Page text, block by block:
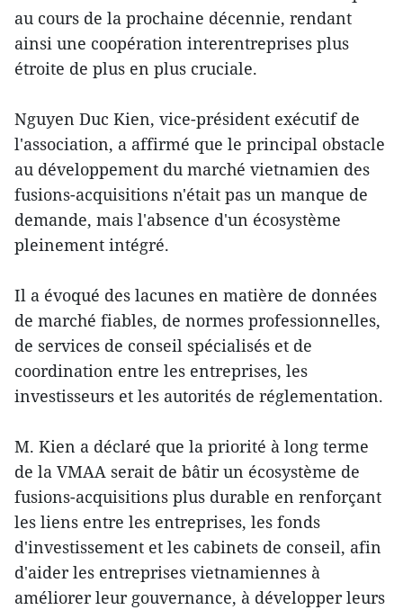
au cours de la prochaine décennie, rendant
ainsi une coopération interentreprises plus
étroite de plus en plus cruciale.
Nguyen Duc Kien, vice-président exécutif de
l'association, a affirmé que le principal obstacle
au développement du marché vietnamien des
fusions-acquisitions n'était pas un manque de
demande, mais l'absence d'un écosystème
pleinement intégré.
Il a évoqué des lacunes en matière de données
de marché fiables, de normes professionnelles,
de services de conseil spécialisés et de
coordination entre les entreprises, les
investisseurs et les autorités de réglementation.
M. Kien a déclaré que la priorité à long terme
de la VMAA serait de bâtir un écosystème de
fusions-acquisitions plus durable en renforçant
les liens entre les entreprises, les fonds
d'investissement et les cabinets de conseil, afin
d'aider les entreprises vietnamiennes à
améliorer leur gouvernance, à développer leurs